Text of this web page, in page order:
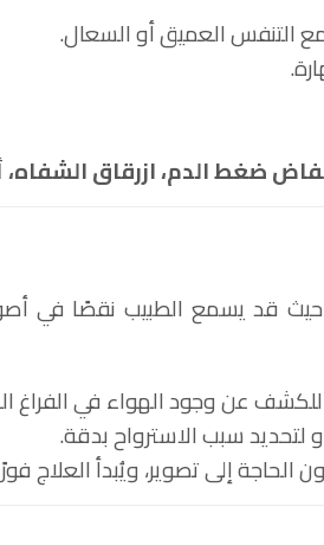
مع التنفس العميق أو السعال.
ضغط الدم، ازرقاق
حيث قد يسمع الطبيب نقصًا في
عن وجود الهواء في الفراغ
سبب الاسترواح بدقة.
إلى تصوير، ويُبدأ العلاج